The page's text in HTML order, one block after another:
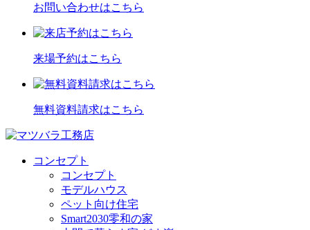
お問い合わせはこちら
来場予約はこちら
無料資料請求はこちら
コンセプト
コンセプト
モデルハウス
ペット向け住宅
Smart2030零和の家